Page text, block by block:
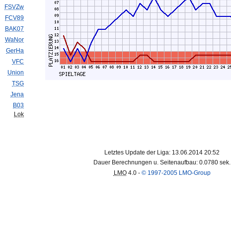
FSVZw
FCV89
BAK07
WaNor
GerHa
VFC
Union
TSG
Jena
B03
Lok
Letztes Update der Liga: 13.06.2014 20:52
Dauer Berechnungen u. Seitenaufbau: 0.0780 sek.
LMO4.0 - © 1997-2005 LMO-Group